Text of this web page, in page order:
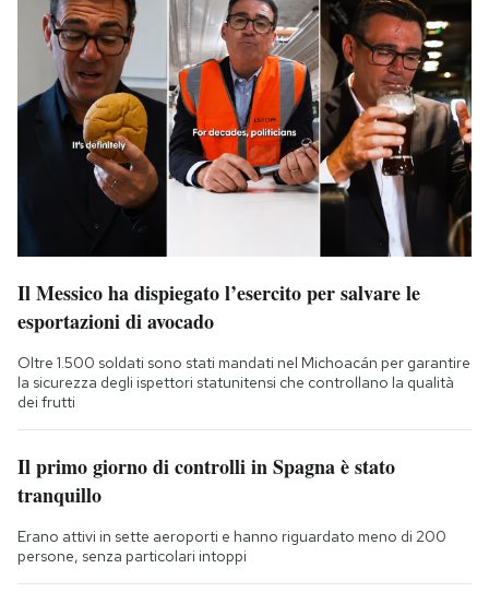
Il Messico ha dispiegato l’esercito per salvare le
esportazioni di avocado
Oltre 1.500 soldati sono stati mandati nel Michoacán per garantire
la sicurezza degli ispettori statunitensi che controllano la qualità
dei frutti
Il primo giorno di controlli in Spagna è stato
tranquillo
Erano attivi in sette aeroporti e hanno riguardato meno di 200
persone, senza particolari intoppi